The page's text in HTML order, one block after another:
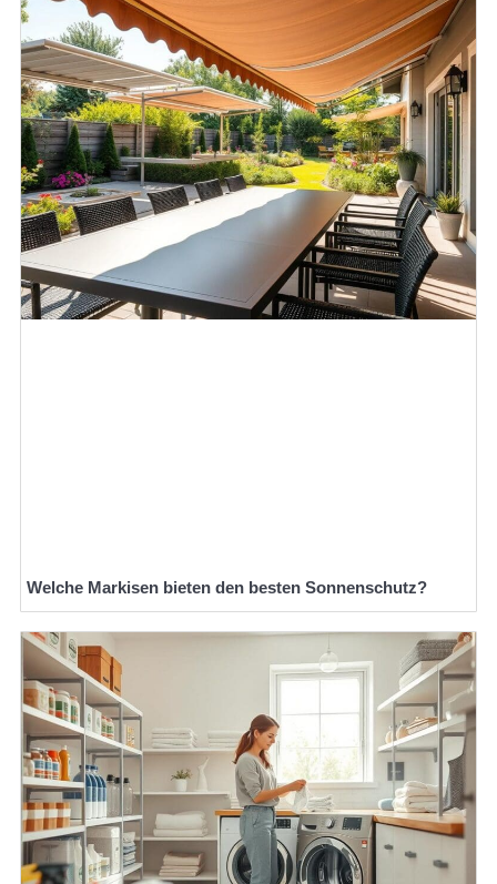
Welche Markisen bieten den besten Sonnenschutz?